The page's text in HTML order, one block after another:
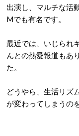
出演し、マルチな活
Mでも有名です。
最近では、いじられ
んとの熱愛報道もあ
た。
どうやら、生活リズ
が変わってしまうの